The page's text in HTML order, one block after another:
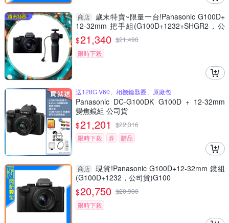
商店
歲末特賣~限量一台!Panasonic G100D+
12-32mm 把手組(G100D+1232+SHGR2，公
司貨)
$21,340 $21,490
限時下殺
送128G V60、相機鑰匙圈、原廠包
Panasonic DC-G100DK G100D + 12-32mm
變焦鏡組 公司貨
$21,201 $22,316
限時下殺
券 贈品
商店
現貨!Panasonic G100D+12-32mm 鏡組
(G100D+1232，公司貨)G100
$20,750 $20,900
限時下殺